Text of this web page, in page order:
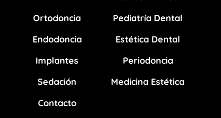
Ortodoncia
Pediatría Dental
Endodoncia
Estética Dental
Implantes
Periodoncia
Sedación
Medicina Estética
Contacto